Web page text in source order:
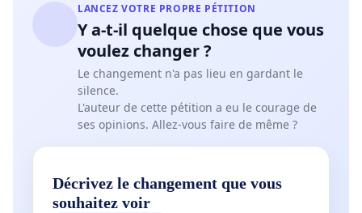
LANCEZ VOTRE PROPRE PÉTITION
Y a-t-il quelque chose que vous
voulez changer ?
Le changement n'a pas lieu en gardant le
silence.
L'auteur de cette pétition a eu le courage de
ses opinions. Allez-vous faire de même ?
Décrivez le changement que vous
souhaitez voir